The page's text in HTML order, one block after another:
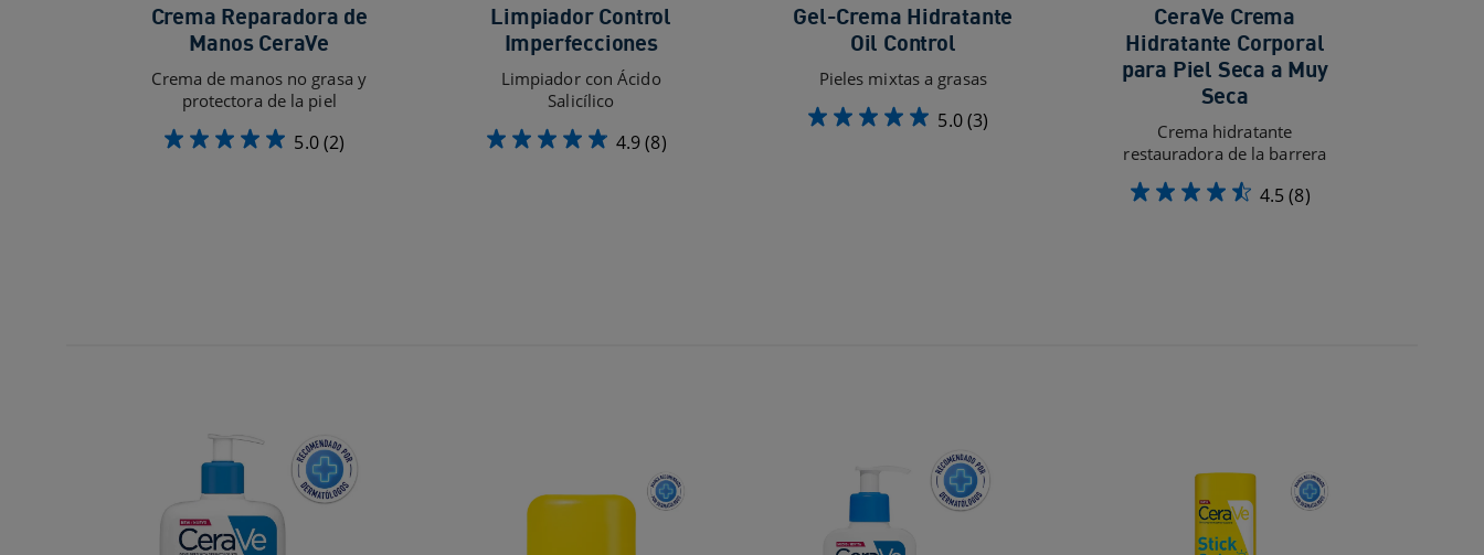
Crema Reparadora de
Manos CeraVe
Crema de manos no grasa y
protectora de la piel
5.0(2)
Limpiador Control
Imperfecciones
Limpiador con Ácido
Salicílico
4.9(8)
Gel-Crema Hidratante
Oil Control
Pieles mixtas a grasas
5.0(3)
CeraVe Crema
Hidratante Corporal
para Piel Seca a Muy
Seca
Crema hidratante
restauradora de la barrera
4.5(8)